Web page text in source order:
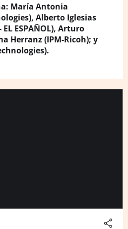
María Antonia
Alberto Iglesias
EL ESPAÑOL), Arturo
Herranz (IPM-Ricoh); y